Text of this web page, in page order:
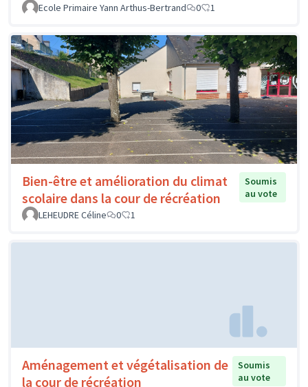
Ecole Primaire Yann Arthus-Bertrand
0 1
Bien-être et amélioration du climat
scolaire dans la cour de récréation
Soumis
au vote
LEHEUDRE Céline
0 1
Aménagement et végétalisation de
la cour de récréation
Soumis
au vote